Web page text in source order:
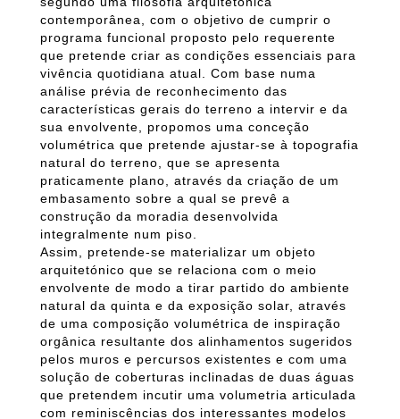
t
i
o
contemporânea, com o objetivo de cumprir o
programa funcional proposto pelo requerente
que pretende criar as condições essenciais para
vivência quotidiana atual. Com base numa
análise prévia de reconhecimento das
características gerais do terreno a intervir e da
sua envolvente, propomos uma conceção
volumétrica que pretende ajustar-se à topografia
natural do terreno, que se apresenta
praticamente plano, através da criação de um
embasamento sobre a qual se prevê a
construção da moradia desenvolvida
integralmente num piso.
Assim, pretende-se materializar um objeto
arquitetónico que se relaciona com o meio
envolvente de modo a tirar partido do ambiente
natural da quinta e da exposição solar, através
de uma composição volumétrica de inspiração
orgânica resultante dos alinhamentos sugeridos
pelos muros e percursos existentes e com uma
solução de coberturas inclinadas de duas águas
que pretendem incutir uma volumetria articulada
com reminiscências dos interessantes modelos